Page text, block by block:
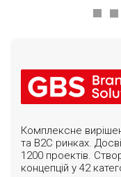
Комплексне
та B2C ринках.
1200 проектів.
концепцій у 42